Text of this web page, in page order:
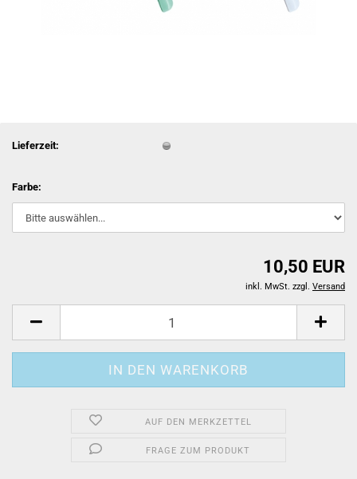
Lieferzeit:
Farbe:
10,50 EUR
inkl. MwSt. zzgl. Versand
AUF DEN MERKZETTEL
FRAGE ZUM PRODUKT